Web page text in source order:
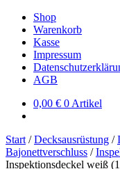
Shop
Warenkorb
Kasse
Impressum
AGB
0,00 € 0 Artikel
Start /Decksausrüstung /
Bajonettverschluss /
Inspektionsdeckel weiß